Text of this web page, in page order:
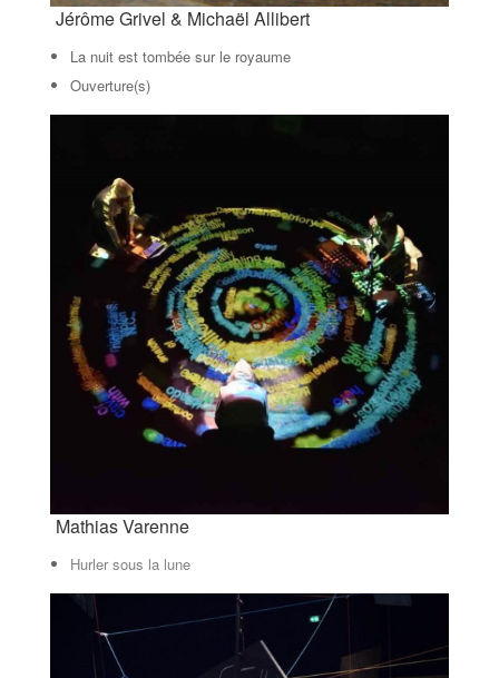
Jérôme Grivel & Michaël Allibert
La nuit est tombée sur le royaume
Ouverture(s)
Mathias Varenne
Hurler sous la lune